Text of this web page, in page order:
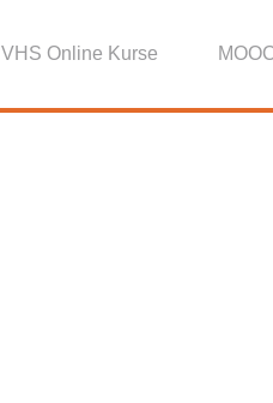
VHS Online Kurse